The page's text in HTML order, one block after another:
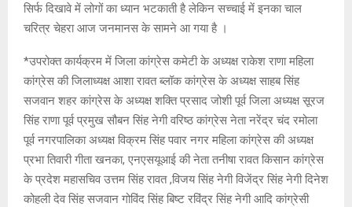
सिर्फ दिखावे में लोगों का ध्यान भटकाती है लेकिन सच्चाई में इनका चाल
चरित्र चेहरा आज जनमानस के सामने आ गया है ।
*उपरोक्त कार्यक्रम में जिला कांग्रेस कमेटी के अध्यक्ष राकेश राणा महिला
कांग्रेस की जिलाध्यक्ष आशा रावत ब्लॉक कांग्रेस के अध्यक्ष साहब सिंह
सजवान शहर कांग्रेस के अध्यक्ष शक्ति प्रसाद जोशी पूर्व जिला अध्यक्ष सूरज
सिंह राणा पूर्व प्रमुख सौबन सिंह नेगी वरिष्ठ कांग्रेस नेता नरेंद्र चंद रमोला
पूर्व नगरपालिका अध्यक्ष विक्रम सिंह पवार नगर महिला कांग्रेस की अध्यक्ष
प्रभा तिवारी गीता खनका, एनएसयूआई की नेता तनीषा रावत किसान कांग्रेस
के प्रदेश महासचिव उत्तम सिंह रावत ,विजय सिंह नेगी विजेंद्र सिंह नेगी दिनेश
कोहली देव सिंह सजवान गोविंद सिंह बिष्ट रविंद्र सिंह नेगी आदि कांग्रेसी